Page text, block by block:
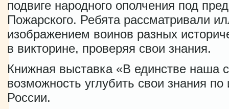
подвиге народного ополчения под
Пожарского. Ребята рассматривали
изображением воинов разных
в викторине, проверяя свои знания.
Книжная выставка «В единстве наша
возможность углубить свои знания по
России.